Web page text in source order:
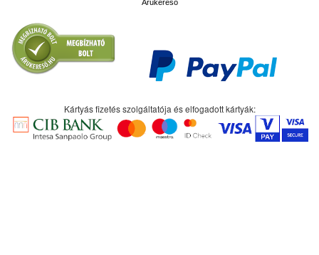
Árukereső
Kártyás fizetés szolgáltatója és elfogadott kártyák: